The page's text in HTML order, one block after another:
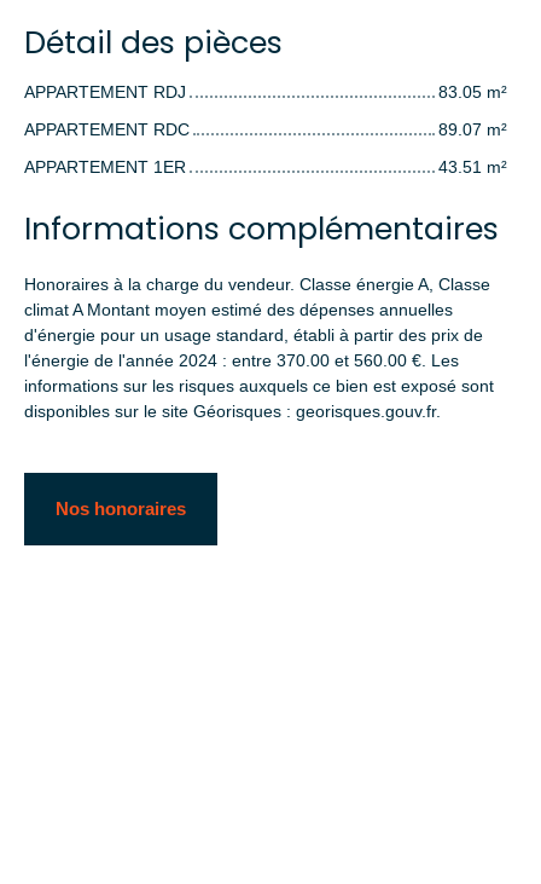
Détail des pièces
APPARTEMENT RDJ
83.05 m²
APPARTEMENT RDC
89.07 m²
APPARTEMENT 1ER
43.51 m²
Informations complémentaires
Honoraires à la charge du vendeur. Classe énergie A, Classe
climat A Montant moyen estimé des dépenses annuelles
d'énergie pour un usage standard, établi à partir des prix de
l'énergie de l'année 2024 : entre 370.00 et 560.00 €. Les
informations sur les risques auxquels ce bien est exposé sont
disponibles sur le site Géorisques : georisques.gouv.fr.
Nos honoraires